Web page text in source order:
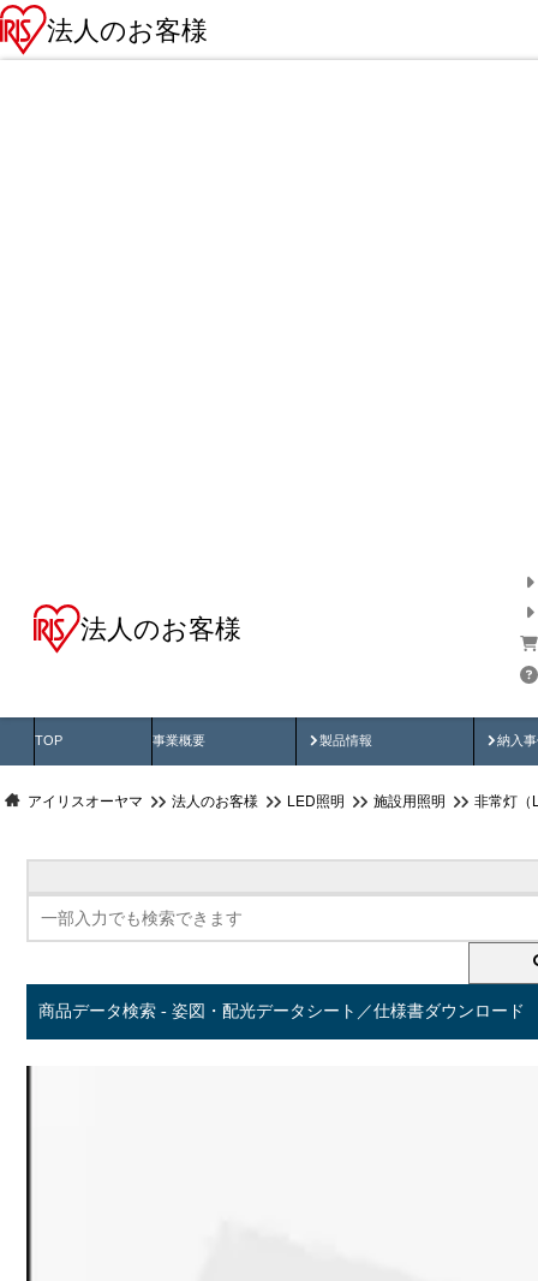
法人のお客様
法人のお客様
TOP 事業概要 製品情報
製品動画 納入
納
アイリスオーヤマ 法人のお客様 LED照明 施設用照明 非常灯（
商品データ検索 - 姿図・配光データシート／仕様書ダウンロード